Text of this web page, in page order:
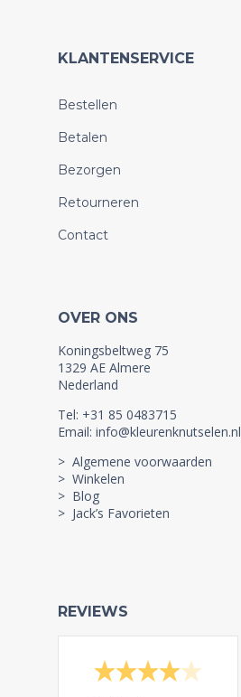
KLANTENSERVICE
Bestellen
Betalen
Bezorgen
Retourneren
Contact
OVER ONS
Koningsbeltweg 75
1329 AE Almere
Nederland
Tel: +31 85 0483715
Email: info@kleurenknutselen.nl
> Algemene voorwaarden
> Winkelen
> Blog
> Jack’s Favorieten
REVIEWS